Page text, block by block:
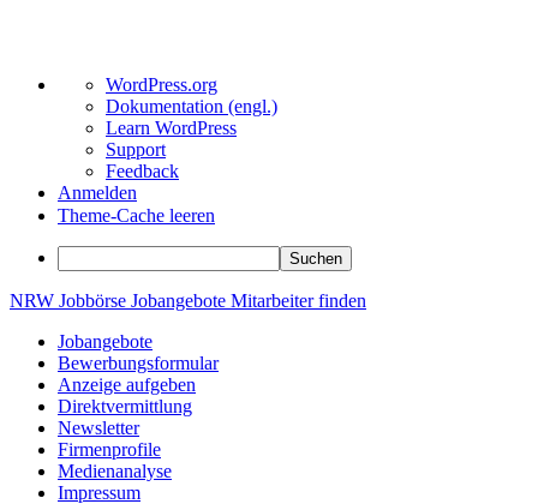
Über
WordPress
WordPress.org
Dokumentation (engl.)
Learn WordPress
Support
Feedback
Anmelden
Theme-Cache leeren
Suchen
Zum
springen
NRW Jobbörse Jobangebote Mitarbeiterfinden
Jobangebote
Bewerbungsformular
Anzeige aufgeben
Direktvermittlung
Newsletter
Firmenprofile
Medienanalyse
Impressum